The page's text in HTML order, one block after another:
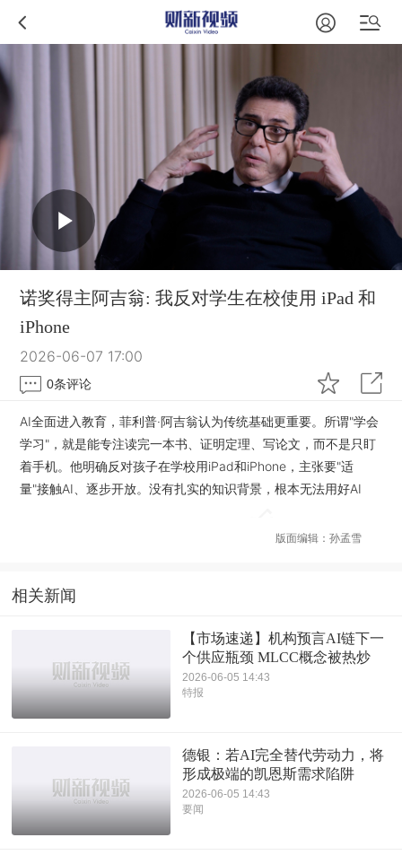
诺奖得主阿吉翁: 我反对学生在校使用 iPad 和
iPhone
2026-06-07 17:00
0条评论
AI全面进入教育，菲利普·阿吉翁认为传统基础更重要。所谓"学会
学习"，就是能专注读完一本书、证明定理、写论文，而不是只盯
着手机。他明确反对孩子在学校用iPad和iPhone，主张要"适
量"接触AI、逐步开放。没有扎实的知识背景，根本无法用好AI
版面编辑：孙孟雪
相关新闻
【市场速递】机构预言AI链下一
个供应瓶颈 MLCC概念被热炒
2026-06-05 14:43
特报
德银：若AI完全替代劳动力，将
形成极端的凯恩斯需求陷阱
2026-06-05 14:43
要闻